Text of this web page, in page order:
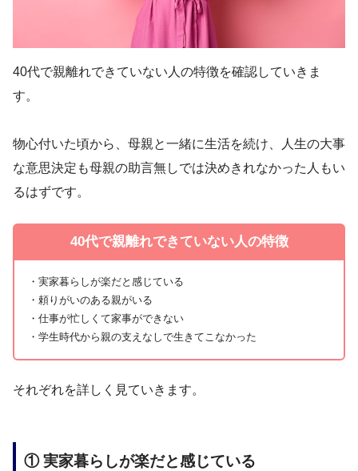
40代で親離れできていない人の特徴を確認していきま
す。
物心付いた頃から、母親と一緒に生活を続け、人生の大事
な意思決定も母親の助言無しでは決めきれなかった人もい
るはずです。
40代で親離れできていない人の特徴
・実家暮らしが楽だと感じている
・頼りがいのある親がいる
・仕事が忙しくて家事ができない
・学生時代から親の支えなしで生きてこなかった
それぞれを詳しく見ていきます。
① 実家暮らしが楽だと感じている